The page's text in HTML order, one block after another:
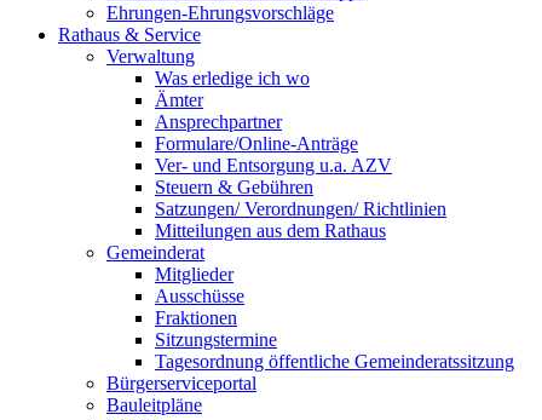
Ehrungen-Ehrungsvorschläge
Rathaus & Service
Verwaltung
Was erledige ich wo
Ämter
Ansprechpartner
Formulare/Online-Anträge
Ver- und Entsorgung u.a. AZV
Steuern & Gebühren
Satzungen/ Verordnungen/ Richtlinien
Mitteilungen aus dem Rathaus
Gemeinderat
Mitglieder
Ausschüsse
Fraktionen
Sitzungstermine
Tagesordnung öffentliche Gemeinderatssitzung
Bürgerserviceportal
Bauleitpläne